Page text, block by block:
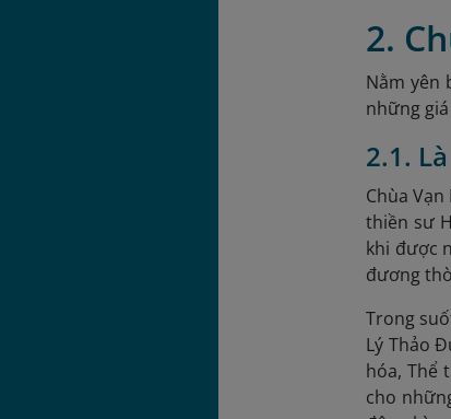
2.
Nằm yên
những
2.1.
Chùa
thiền sư
khi được
đương
Trong
Lý Thảo
hóa, Thể
cho